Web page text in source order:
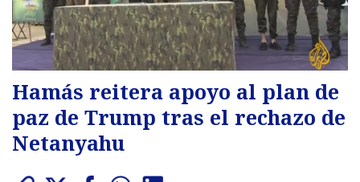
Hamás reitera apoyo al plan de
paz de Trump tras el rechazo de
Netanyahu